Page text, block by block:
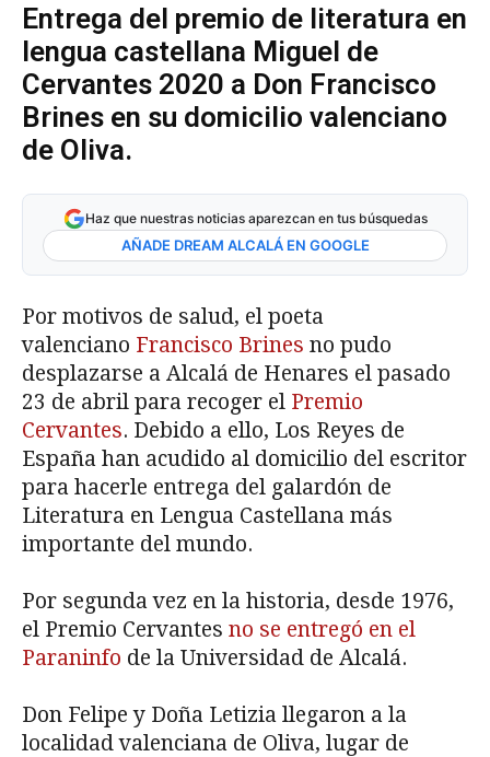
Entrega del premio de literatura en
lengua castellana Miguel de
Cervantes 2020 a Don Francisco
Brines en su domicilio valenciano
de Oliva.
Haz que nuestras noticias aparezcan en tus búsquedas
AÑADE DREAM ALCALÁ EN GOOGLE
Por motivos de salud, el poeta
valenciano Francisco Brines no pudo
desplazarse a Alcalá de Henares el pasado
23 de abril para recoger el Premio
Cervantes. Debido a ello, Los Reyes de
España han acudido al domicilio del escritor
para hacerle entrega del galardón de
Literatura en Lengua Castellana más
importante del mundo.
Por segunda vez en la historia, desde 1976,
el Premio Cervantes no se entregó en el
Paraninfo de la Universidad de Alcalá.
Don Felipe y Doña Letizia llegaron a la
localidad valenciana de Oliva, lugar de